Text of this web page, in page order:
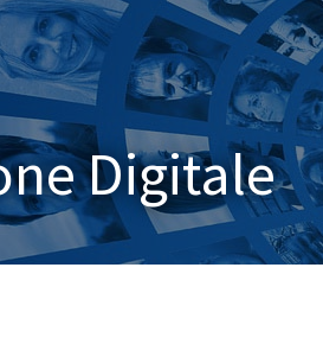
Digitale